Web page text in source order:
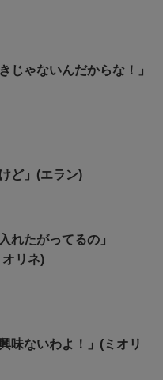
じゃないんだからな！」
ど」(エラン)
れたがってるの」
オリネ)
味ないわよ！」(ミオリ